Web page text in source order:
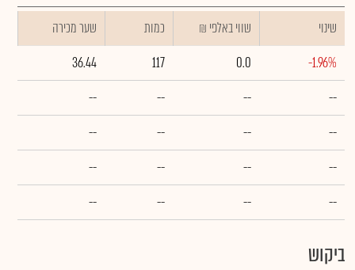
שינוי ₪ שווי באלפי כמות
שער מכירה
-1.96%
0.0
117
36.44
--
--
--
--
--
--
--
--
--
--
--
--
--
--
--
--
ביקוש